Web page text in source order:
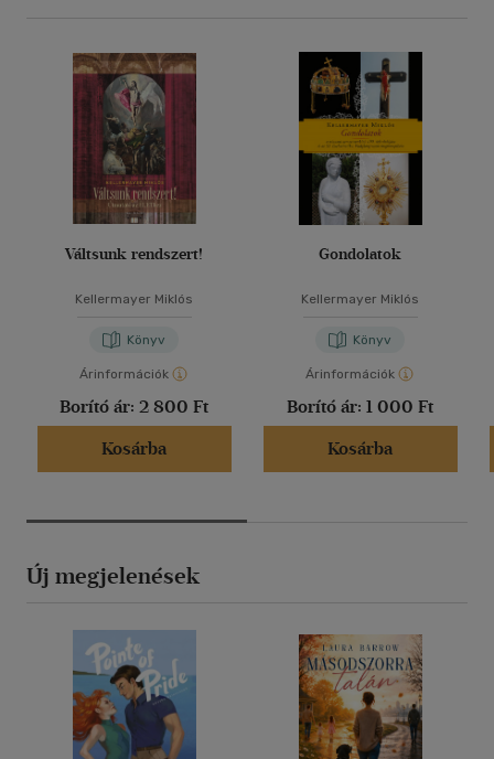
Váltsunk rendszert!
Kellermayer Miklós
Könyv
Árinformációk
Borító ár: 2 800 Ft
Kosárba
Gondolatok
Kellermayer Miklós
Könyv
Árinformációk
Borító ár: 1 000 Ft
Kosárba
Új megjelenések